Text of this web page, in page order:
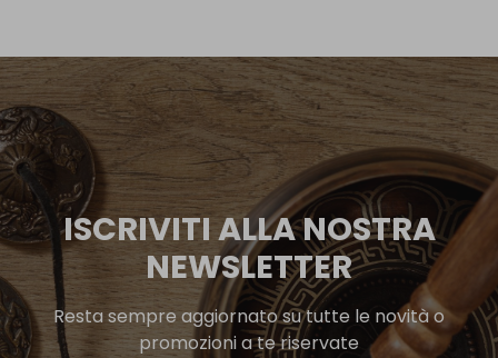
ISCRIVITI ALLA NOSTRA
NEWSLETTER
Resta sempre aggiornato su tutte le novità o
promozioni a te riservate